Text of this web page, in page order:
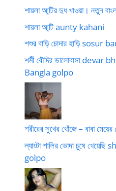
শায়লা আন্টির দুধ খাওয়া। নতুন
শায়লা আন্টি aunty kahani
শশুর বাড়ি চোদার হাড়ি
শর্মী বৌদির ভালোবাসা
Bangla golpo
শরীরের সুখের খোঁজে – বাবা মেয়ের
ল্যাংটা শালির ভোদা চুষে
golpo